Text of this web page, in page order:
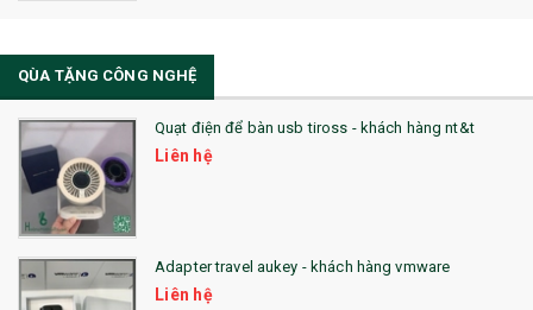
36. QUẠT NHỰA QUẢNG CÁO
QUÀ TẶNG KHUYẾN MẠI
QUÀ TẶNG SX NHANH
QUÀ TẶNG HỘI THẢO
QUÀ TẶNG CÔNG NGHỆ
QÙA TẶNG CÔNG NGHỆ
Quạt điện để bàn usb tiross - khách hàng nt&t
Liên hệ
Adapter travel aukey - khách hàng vmware
Liên hệ